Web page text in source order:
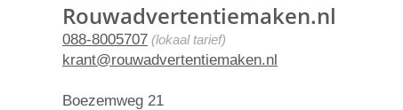
Rouwadvertentiemaken.nl
088-8005707 (lokaal tarief)
krant@rouwadvertentiemaken.nl
Boezemweg 21